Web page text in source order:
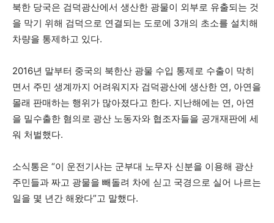
북한 당국은 검덕광산에서 생산한 광물이 외부로 유출되는 것
을 막기 위해 검덕으로 연결되는 도로에 3개의 초소를 설치해
차량을 통제하고 있다.
2016년 말부터 중국의 북한산 광물 수입 통제로 수출이 막히
면서 주민 생계까지 어려워지자 검덕광산에 생산한 연, 아연을
몰래 판매하는 행위가 많아졌다고 한다. 지난해에는 연, 아연
을 밀수출한 혐의로 광산 노동자와 협조자들을 공개재판에 세
워 처벌했다.
소식통은 “이 운전기사는 군부대 노무자 신분을 이용해 광산
주민들과 짜고 광물을 빼돌려 차에 싣고 국경으로 실어 나르는
일을 몇 년간 해왔다”고 말했다.